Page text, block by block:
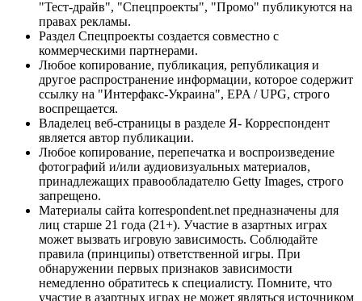
"Тест-драйв", "Спецпроекты", "Промо" публикуются на
правах рекламы.
Раздел Спецпроекты создается совместно с
коммерческими партнерами.
Любое копирование, публикация, републикация и
другое распространение информации, которое содержит
ссылку на "Интерфакс-Украина", EPA / UPG, строго
воспрещается.
Владелец веб-страницы в разделе Я- Корреспондент
является автор публикации.
Любое копирование, перепечатка и воспроизведение
фотографий и/или аудиовизуальных материалов,
принадлежащих правообладателю Getty Images, строго
запрещено.
Материалы сайта korrespondent.net предназначены для
лиц старше 21 года (21+). Участие в азартных играх
может вызвать игровую зависимость. Соблюдайте
правила (принципы) ответственной игры. При
обнаружении первых признаков зависимости
немедленно обратитесь к специалисту. Помните, что
участие в азартных играх не может являться источником